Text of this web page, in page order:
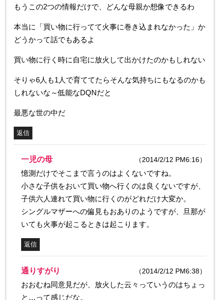
もうこの2つの情報だけで、どんな母親か想像できるわ
本当に「買い物に行ってて火事に巻き込まれなかった」か
どうかって話でもあるよ
買い物に行く時に自宅に放火して出かけたのかもしれない
そりゃ6人も1人で育ててたらそんな気持ちにもなるのかも
しれないな～低能なDQNだと
最悪な世の中だ
返信
一児の母 （2014/2/12 PM6:16）
憶測だけでそこまで言うのはよくないですね。
小さな子供をおいて買い物へ行くのは良くないですが、
子供六人連れて買い物に行くのがどれだけ大変か。
シングルマザーへの偏見もおありのようですが、旦那が
いても火事が起こるときは起こります。
返信
通りすがり （2014/2/12 PM6:38）
おおむね同意見だが、放火した云々っていうのはちょっ
と…って感じだな。